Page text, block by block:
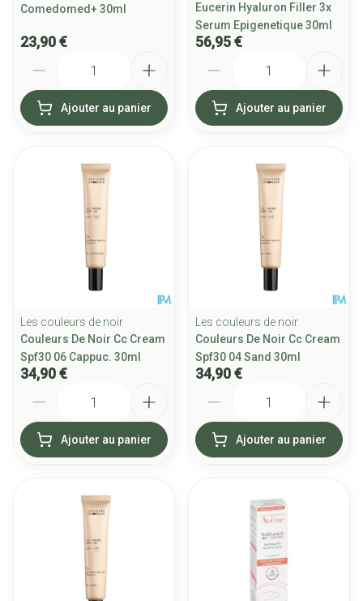
Comedomed+ 30ml
23,90 €
Ajouter au panier
Eucerin Hyaluron Filler 3x
Serum Epigenetique 30ml
56,95 €
Ajouter au panier
Les couleurs de noir
Couleurs De Noir Cc Cream
Spf30 06 Cappuc. 30ml
34,90 €
Ajouter au panier
Les couleurs de noir
Couleurs De Noir Cc Cream
Spf30 04 Sand 30ml
34,90 €
Ajouter au panier